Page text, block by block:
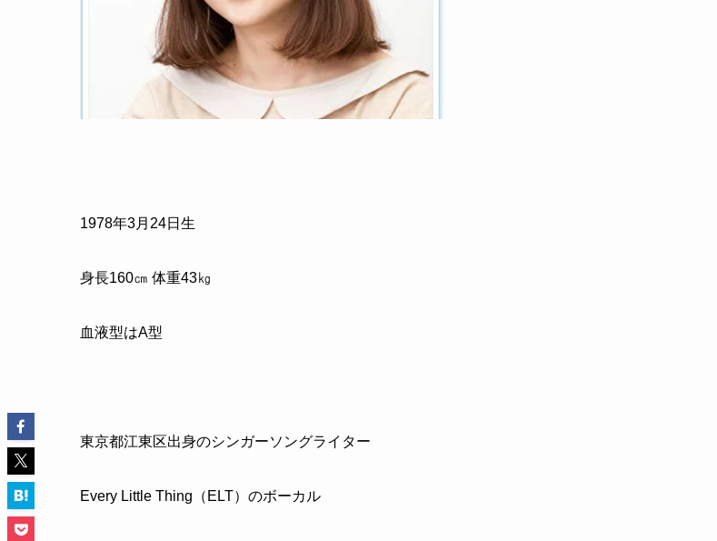
1978年3月 24日生
身長160㎝ 体重43㎏
血液型はA型
東京都江東区出身のシンガーソングライター
Every Little Thing （ ELT）のボーカル